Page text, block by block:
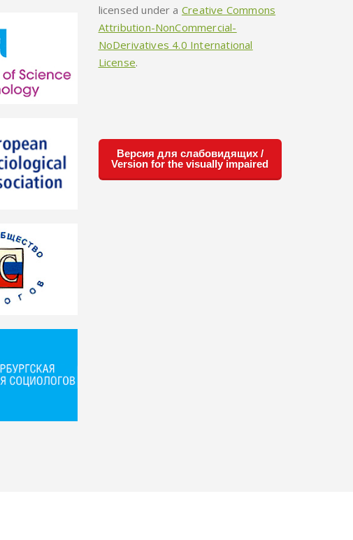
licensed under a Creative Commons
Attribution-NonCommercial-
NoDerivatives 4.0 International
License.
Версия для слабовидящих /
Version for the visually impaired